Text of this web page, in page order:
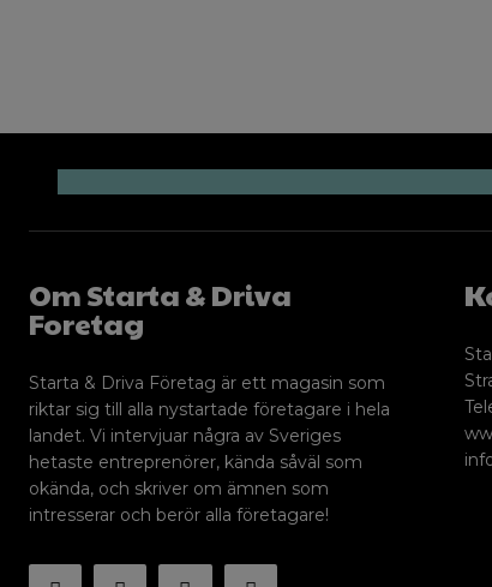
Om Starta & Driva
Foretag
Starta & Driva Företag är ett magasin som
riktar sig till alla nystartade företagare i hela
landet. Vi intervjuar några av Sveriges
hetaste entreprenörer, kända såväl som
okända, och skriver om ämnen som
intresserar och berör alla företagare!